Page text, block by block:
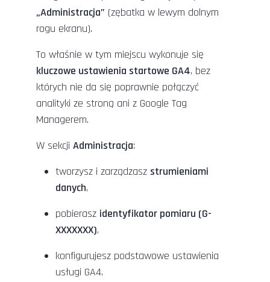
„Administracja” (zębatka w lewym dolnym
rogu ekranu).
To właśnie w tym miejscu wykonuje się
kluczowe ustawienia startowe GA4, bez
których nie da się poprawnie połączyć
analityki ze stroną ani z Google Tag
Managerem.
W sekcji Administracja:
tworzysz i zarządzasz strumieniami
danych,
pobierasz identyfikator pomiaru (G-
XXXXXXX),
konfigurujesz podstawowe ustawienia
usługi GA4.